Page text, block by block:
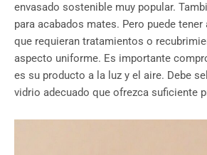
envasado sostenible muy popular.
para acabados mates. Pero puede tener
que requieran tratamientos o
aspecto uniforme. Es importante
es su producto a la luz y el aire. Debe
vidrio adecuado que ofrezca suficiente